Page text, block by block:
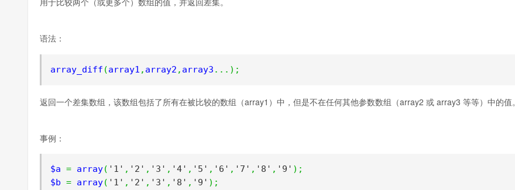
语法：
array_diff (array1 , array2 , array3 ...);
返回一个差集数组，该数组包括了所有在被比较的数组（array1）中，但是不在任何其他参数数组（array2 或 array3 等等）中的值。
事例：
$a = array( '1' , '2' , '3' , '4' , '5' , '6' , '7' , '8' , '9' );
$b = array( '1' , '2' , '3' , '8' , '9' );